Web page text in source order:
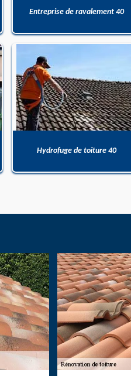
Entreprise de ravalement 40
Hydrofuge de toiture 40